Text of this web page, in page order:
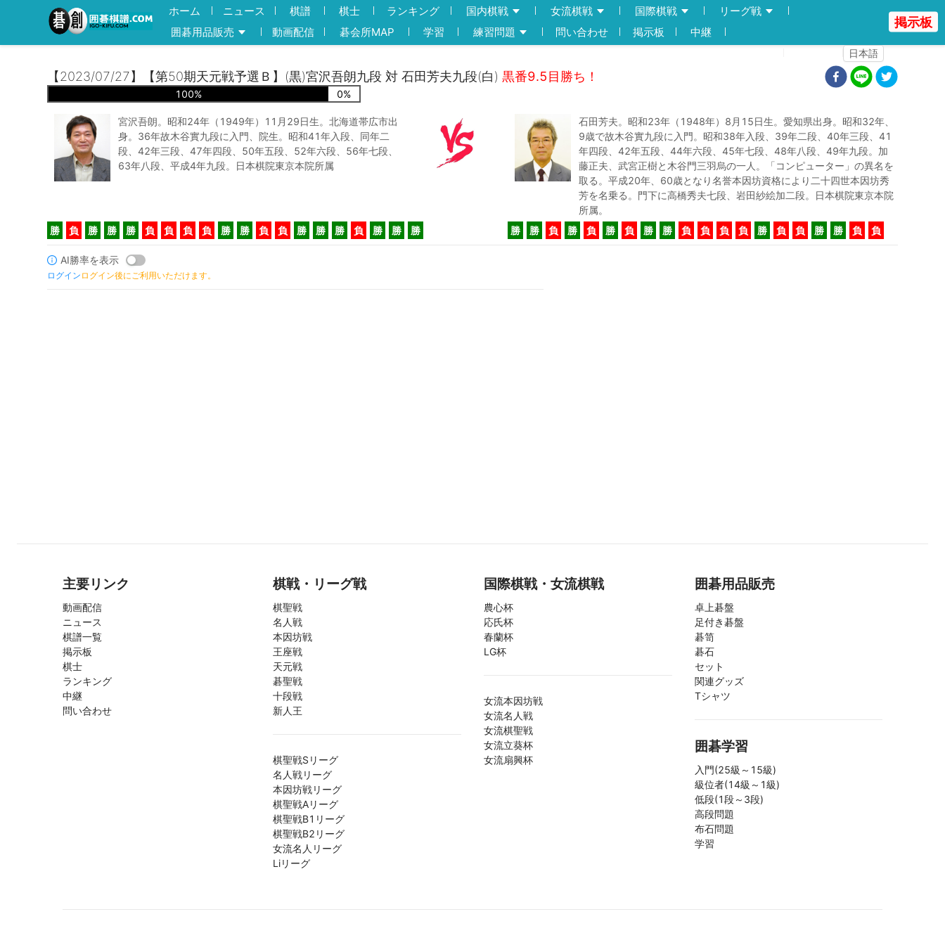
ホーム ニュース 棋譜 棋士 ランキング 国内棋戦 女流棋戦 国際棋戦
リーグ戦
囲碁用品販売
動画配信 碁会所MAP 学習 練習問題 問い合わせ 掲示板
中継
日本語
掲示板
【2023/07/27】【第50期天元戦予選Ｂ】(黒)宮沢吾朗九段 対 石田芳夫九段(白)黒番9.5目勝ち！
100% 0%
宮沢吾朗。昭和24年（1949年）11月29日生。北海道帯広市出
身。36年故木谷實九段に入門、院生。昭和41年入段、同年二
段、42年三段、47年四段、50年五段、52年六段、56年七段、
63年八段、平成4年九段。日本棋院東京本院所属
石田芳夫。昭和23年（1948年）8月15日生。愛知県出身。昭和32年、
9歳で故木谷實九段に入門。昭和38年入段、39年二段、40年三段、41
年四段、42年五段、44年六段、45年七段、48年八段、49年九段。加
藤正夫、武宮正樹と木谷門三羽烏の一人。「コンピューター」の異名を
取る。平成20年、60歳となり名誉本因坊資格により二十四世本因坊秀
芳を名乗る。門下に高橋秀夫七段、岩田紗絵加二段。日本棋院東京本院
所属。
勝
負 勝 勝 勝 負 負 負 負 勝 勝 負 負 勝 勝 勝 負 勝 勝 勝 勝 勝 負 勝 負 勝 負 勝 勝 負 負 負 負 勝 負 負 勝 勝 負 負
AI勝率を表示
ログイン ログイン後にご利用いただけます。
主要リンク
動画配信
ニュース
棋譜一覧
掲示板
棋士
ランキング
中継
問い合わせ
棋戦・リーグ戦
棋聖戦
名人戦
本因坊戦
王座戦
天元戦
碁聖戦
十段戦
新人王
棋聖戦Sリーグ
名人戦リーグ
本因坊戦リーグ
棋聖戦Aリーグ
棋聖戦B1リーグ
棋聖戦B2リーグ
女流名人リーグ
Liリーグ
国際棋戦・女流棋戦
農心杯
応氏杯
春蘭杯
LG杯
女流本因坊戦
女流名人戦
女流棋聖戦
女流立葵杯
女流扇興杯
囲碁用品販売
卓上碁盤
足付き碁盤
碁笥
碁石
セット
関連グッズ
Tシャツ
囲碁学習
入門(25級～15級)
級位者(14級～1級)
低段(1段～3段)
高段問題
布石問題
学習